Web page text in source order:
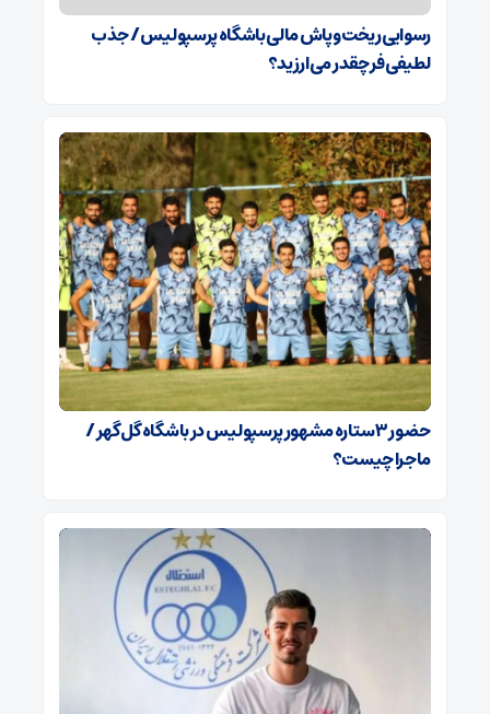
رسوایی ریخت‌وپاش مالی باشگاه پرسپولیس/ جذب
لطیفی‌فر چقدر می‌ارزید؟
حضور ۳ ستاره مشهور پرسپولیس در باشگاه گل‌گهر /
ماجرا چیست؟